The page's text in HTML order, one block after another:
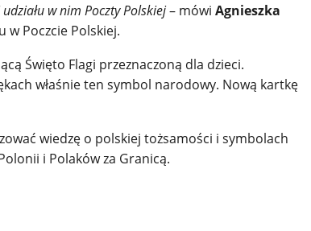
w nim Poczty Polskiej– mówi Agnieszka
Poczcie Polskiej.
Święto Flagi przeznaczoną dla dzieci.
właśnie ten symbol narodowy. Nową kartkę
wiedzę o polskiej tożsamości i symbolach
i Polaków za Granicą.